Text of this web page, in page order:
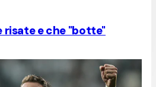
risate e che "botte"